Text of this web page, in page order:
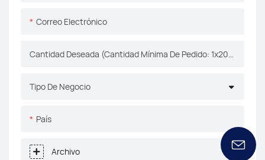
Correo Electrónico
Cantidad Deseada (Cantidad Mínima De Pedido: 1x20gp)
Tipo De Negocio
País
Archivo